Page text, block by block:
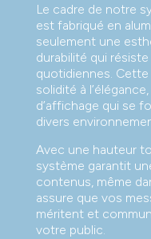
Le cadre de notre
est fabriqué en
seulement une
durabilité qui
quotidiennes.
solidité à
d’affichage qui se
divers
Avec une hauteur
système garantit
contenus, même
assure que vos
méritent et
votre public.